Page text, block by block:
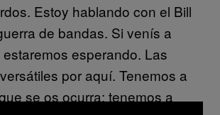
Estoy hablando con el Bill
de bandas. Si venís a
esperando. Las
por aquí. Tenemos a
se os ocurra; tenemos a